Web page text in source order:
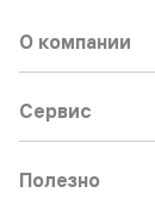
О компании
Сервис
Полезно